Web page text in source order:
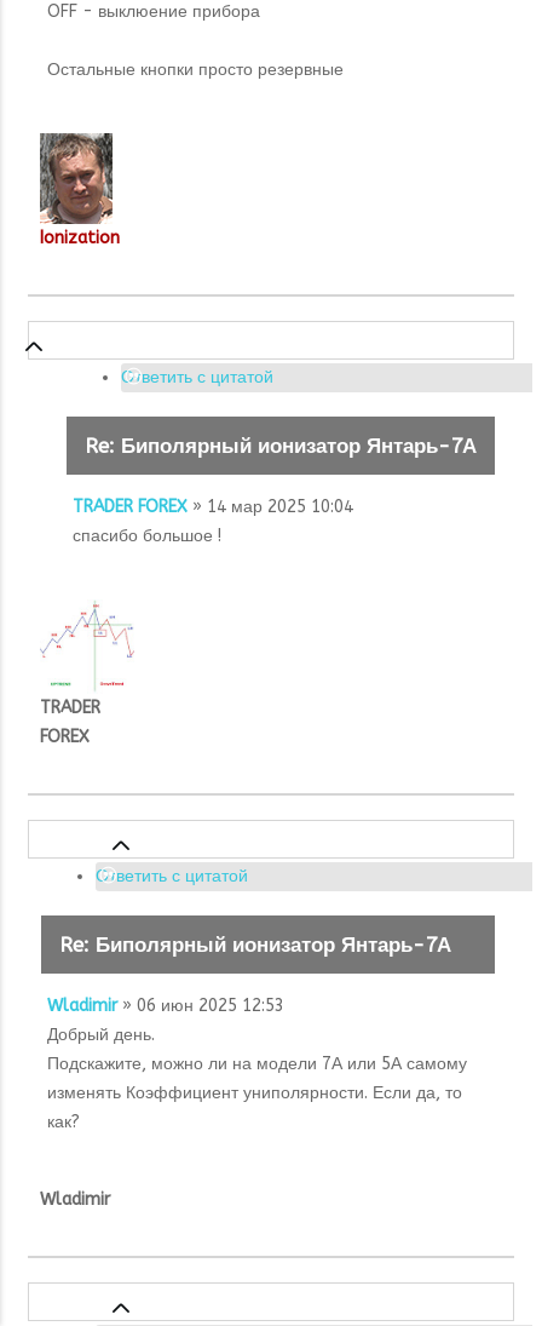
OFF - выклюение прибора
Остальные кнопки просто резервные
Ionization
Ответить с цитатой
Re: Биполярный ионизатор Янтарь-7А
TRADER FOREX » 14 мар 2025 10:04
спасибо большое !
TRADER
FOREX
Ответить с цитатой
Re: Биполярный ионизатор Янтарь-7А
Wladimir» 06 июн 2025 12:53
Добрый день.
Подскажите, можно ли на модели 7А или 5А самому
изменять Коэффициент униполярности. Если да, то
как?
Wladimir